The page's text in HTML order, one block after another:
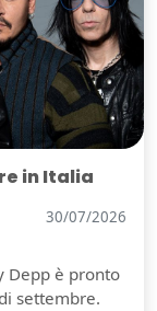
in Italia
30/07/2026
Depp è pronto
settembre.